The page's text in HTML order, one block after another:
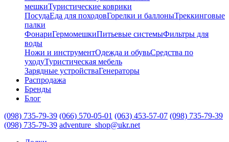
мешкиТуристические коврики
ПосудаЕда для походовГорелки и баллоныТреккинговые
палки
ФонариГермомешкиПитьевые системыФильтры для
воды
Ножи и инструментОдежда и обувьСредства по
уходуТуристическая мебель
Зарядные устройстваГенераторы
Распродажа
Бренды
Блог
(098) 735-79-39 (066) 570-05-01 (063) 453-57-07 (098) 735-79-39
(098) 735-79-39 adventure_shop@ukr.net